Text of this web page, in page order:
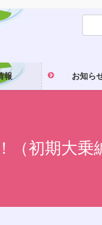
報 お知ら
初期大乗